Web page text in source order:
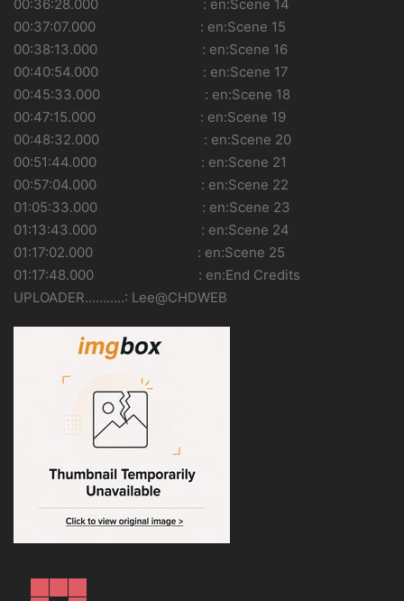
00:36:28.000 : en:Scene 14
00:37:07.000 : en:Scene 15
00:38:13.000 : en:Scene 16
00:40:54.000 : en:Scene 17
00:45:33.000 : en:Scene 18
00:47:15.000 : en:Scene 19
00:48:32.000 : en:Scene 20
00:51:44.000 : en:Scene 21
00:57:04.000 : en:Scene 22
01:05:33.000 : en:Scene 23
01:13:43.000 : en:Scene 24
01:17:02.000 : en:Scene 25
01:17:48.000 : en:End Credits
UPLOADER………..: Lee@CHDWEB